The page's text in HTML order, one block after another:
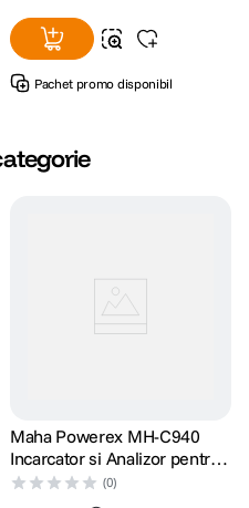
Pachet promo disponibil
Maha Powerex MH-C940
Incarcator si Analizor pentru
8 Acumulatori AA/AAA NiMH
(0)